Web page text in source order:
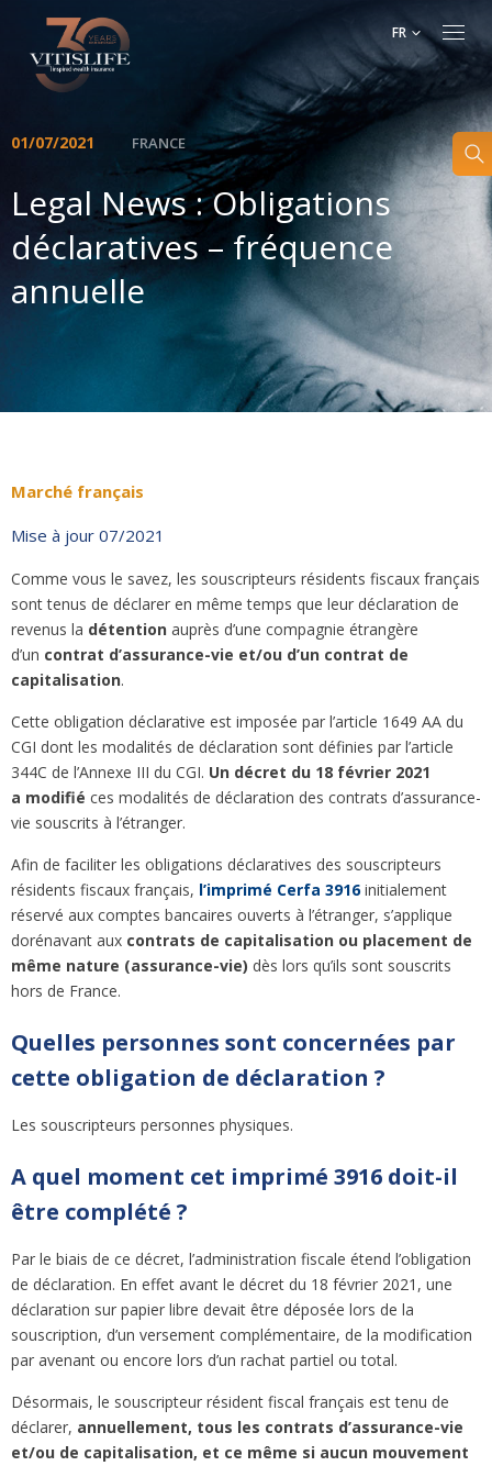
FR
01/07/2021 FRANCE
Legal News : Obligations
déclaratives – fréquence
annuelle
Marché français
Mise à jour 07/2021
Comme vous le savez, les souscripteurs résidents fiscaux français
sont tenus de déclarer en même temps que leur déclaration de
revenus la détention auprès d’une compagnie étrangère
d’un contrat d’assurance-vie et/ou d’un contrat de
capitalisation.
Cette obligation déclarative est imposée par l’article 1649 AA du
CGI dont les modalités de déclaration sont définies par l’article
344C de l’Annexe III du CGI. Un décret du 18 février 2021
a modifié ces modalités de déclaration des contrats d’assurance-
vie souscrits à l’étranger.
Afin de faciliter les obligations déclaratives des souscripteurs
résidents fiscaux français, l’imprimé Cerfa 3916initialement
réservé aux comptes bancaires ouverts à l’étranger, s’applique
dorénavant aux contrats de capitalisation ou placement de
même nature (assurance-vie) dès lors qu’ils sont souscrits
hors de France.
Quelles personnes sont concernées par
cette obligation de déclaration ?
Les souscripteurs personnes physiques.
A quel moment cet imprimé 3916 doit-il
être complété ?
Par le biais de ce décret, l’administration fiscale étend l’obligation
de déclaration. En effet avant le décret du 18 février 2021, une
déclaration sur papier libre devait être déposée lors de la
souscription, d’un versement complémentaire, de la modification
par avenant ou encore lors d’un rachat partiel ou total.
Désormais, le souscripteur résident fiscal français est tenu de
déclarer, annuellement, tous les contrats d’assurance-vie
et/ou de capitalisation, et ce même si aucun mouvement